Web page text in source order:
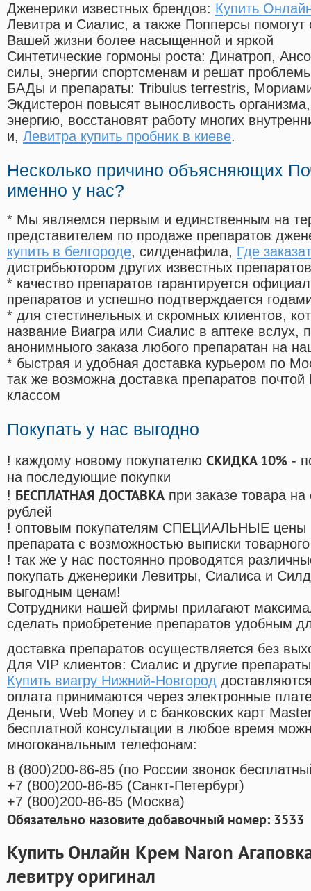
Дженерики известных брендов: Купить
Левитра и Сиалис, а также Попперсы помогут
Вашей жизни более насыщенной и яркой
Синтетические гормоны роста: Динатроп,
силы, энергии спортсменам и решат
БАДы и препараты: Tribulus terrestris,
Экдистерон повысят выносливость
энергию, восстановят работу многих
и, Левитра купить пробник в киеве.
Несколько причино объясняющих
именно у нас?
* Мы являемся первым и единственным на
представителем по продаже препаратов
купить в белгороде, силденафила, Где
дистрибьютором других известных препаратов
* качество препаратов гарантируется
препаратов и успешно подтверждается
* для стестинельных и скромных клиентов,
название Виагра или Сиалис в аптеке вслух,
анонимныого заказа любого препаратан на
* быстрая и удобная доставка курьером по
так же возможна доставка препаратов
классом
Покупать у нас выгодно
! каждому новому покупателю СКИДКА 10% -
на последующие покупки
! БЕСПЛАТНАЯ ДОСТАВКА при заказе товара
рублей
! оптовым покупателям СПЕЦИАЛЬНЫЕ цены
препарата с возможностью выписки
! так же у нас постоянно проводятся
покупать дженерики Левитры, Сиалиса и
выгодным ценам!
Cотрудники нашей фирмы прилагают
сделать приобретение препаратов удобным
доставка препаратов осуществляется без
Для VIP клиентов: Сиалис и другие
Купить виагру Нижний-Новгород
оплата принимаются через электронные
Деньги, Web Money и с банковских карт
бесплатной консультации в любое время
многоканальным телефонам:
8 (800)200-86-85 (по России звонок
+7 (800)200-86-85 (Санкт-Петербург)
+7 (800)200-86-85 (Москва)
Обязательно назовите добавочный номер: 3533
Купить Онлайн Крем Naron
левитру оригинал